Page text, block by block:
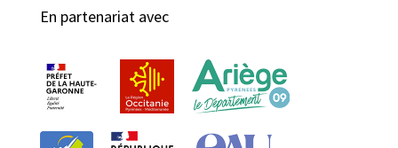
En partenariat avec